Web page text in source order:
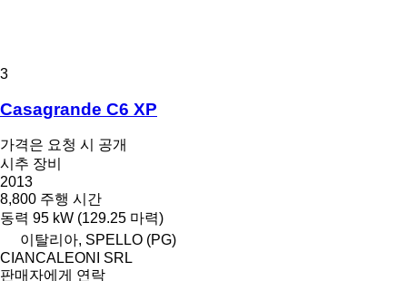
3
Casagrande C6 XP
가격은 요청 시 공개
시추 장비
2013
8,800 주행 시간
동력 95 kW (129.25 마력)
이탈리아, SPELLO (PG)
CIANCALEONI SRL
판매자에게 연락